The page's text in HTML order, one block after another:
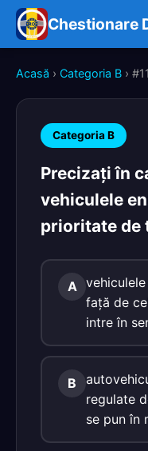
Chestionare
Acasă › Categoria B ›
Categoria B
Precizaţi în
vehiculele
prioritate de
A
faţă de
intre în
B
regulate
se pun în